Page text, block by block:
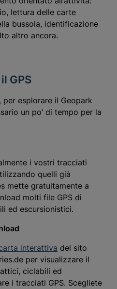
lettura delle carte
bussola, identificazione
altro ancora.
GPS
per esplorare il Geopark
un po’ di tempo per la
i vostri tracciati
quelli già
mette gratuitamente a
molti file GPS di
ed escursionistici.
interattiva del sito
per visualizzare il
ciclabili ed
i tracciati GPS. Scegliete